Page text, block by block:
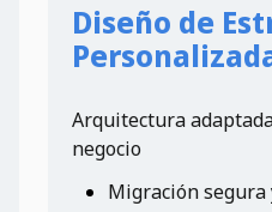
Diseño de
Arquitectura
negocio
Migración segura